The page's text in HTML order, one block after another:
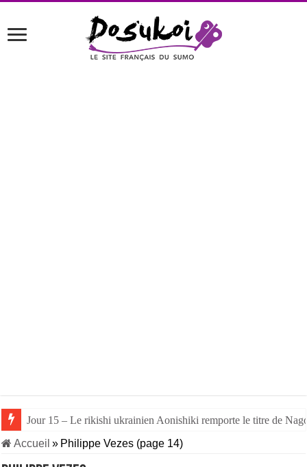
Jour 15 – Le rikishi ukrainien Aonishiki remporte le titre de
Jour 14 – Aonishiki triomphe de Takerufuji et se rapproche du
Accueil » Philippe Vezes (page 14)